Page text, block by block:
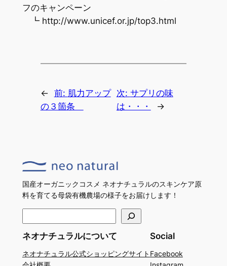
フのキャンペーン
┗ http://www.unicef.or.jp/top3.html
← 前: 肌力アップ
の３箇条
次: サプリの味
は・・・
→
国産オーガニックコスメ ネオナチュラルのスキンケア原
料を育てる母袋有機農場の様子をお届けします！
ネオナチュラルについて
ネオナチュラル公式ショッピングサイト
Social
Facebook